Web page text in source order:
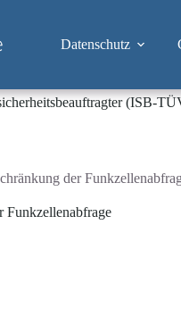
Datenschutz
(ISB-
der
Funkzellenabfrage